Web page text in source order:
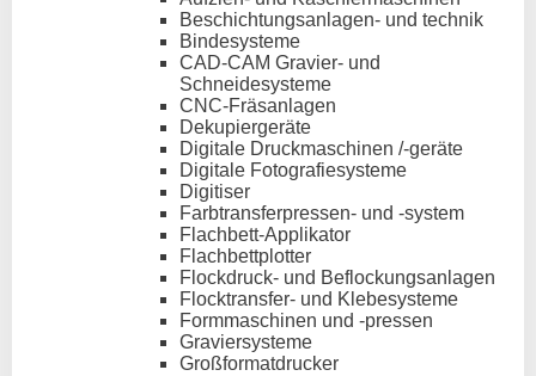
Beschichtungsanlagen- und technik
Bindesysteme
CAD-CAM Gravier- und
Schneidesysteme
CNC-Fräsanlagen
Dekupiergeräte
Digitale Druckmaschinen /-geräte
Digitale Fotografiesysteme
Digitiser
Farbtransferpressen- und -system
Flachbett-Applikator
Flachbettplotter
Flockdruck- und Beflockungsanlagen
Flocktransfer- und Klebesysteme
Formmaschinen und -pressen
Graviersysteme
Großformatdrucker